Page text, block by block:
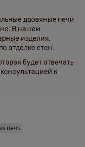
дровяные печи
В нашем
изделия,
отделке стен.
будет отвечать
к
печь